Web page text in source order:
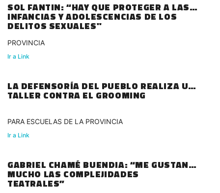
SOL FANTIN: “HAY QUE PROTEGER A LAS
INFANCIAS Y ADOLESCENCIAS DE LOS
DELITOS SEXUALES"
PROVINCIA
Ir a Link
LA DEFENSORÍA DEL PUEBLO REALIZA UN
TALLER CONTRA EL GROOMING
PARA ESCUELAS DE LA PROVINCIA
Ir a Link
GABRIEL CHAMÉ BUENDIA: “ME GUSTAN
MUCHO LAS COMPLEJIDADES
TEATRALES”